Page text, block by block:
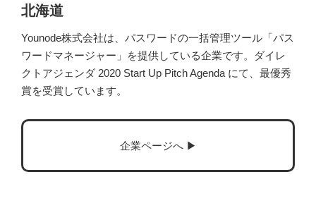
北海道
Younode株式会社は、パスワードの一括管理ツール「パス
ワードマネージャー」を提供している企業です。ダイレ
クトアジェンダ 2020 Start Up Pitch Agenda にて、最優秀
賞を受賞しています。
企業ページへ ▶︎